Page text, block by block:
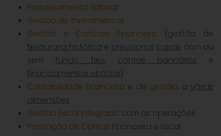
Processamento Salarial
Gestão de Investimentos
Gestão e Controlo Financeiro (gestão de
tesouraria histórica e previsional, caixas com ou
sem fundo fixo, contas bancárias e
financiamentos obtidos)
Contabilidade financeira e de gestão, a várias
dimensões
Gestão Fiscal integrada com as operações
Prestação de Contas Financeira e Fiscal